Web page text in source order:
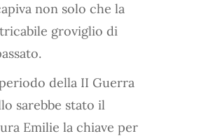
non solo che la
groviglio di
della II Guerra
sarebbe stato il
Emilie la chiave per